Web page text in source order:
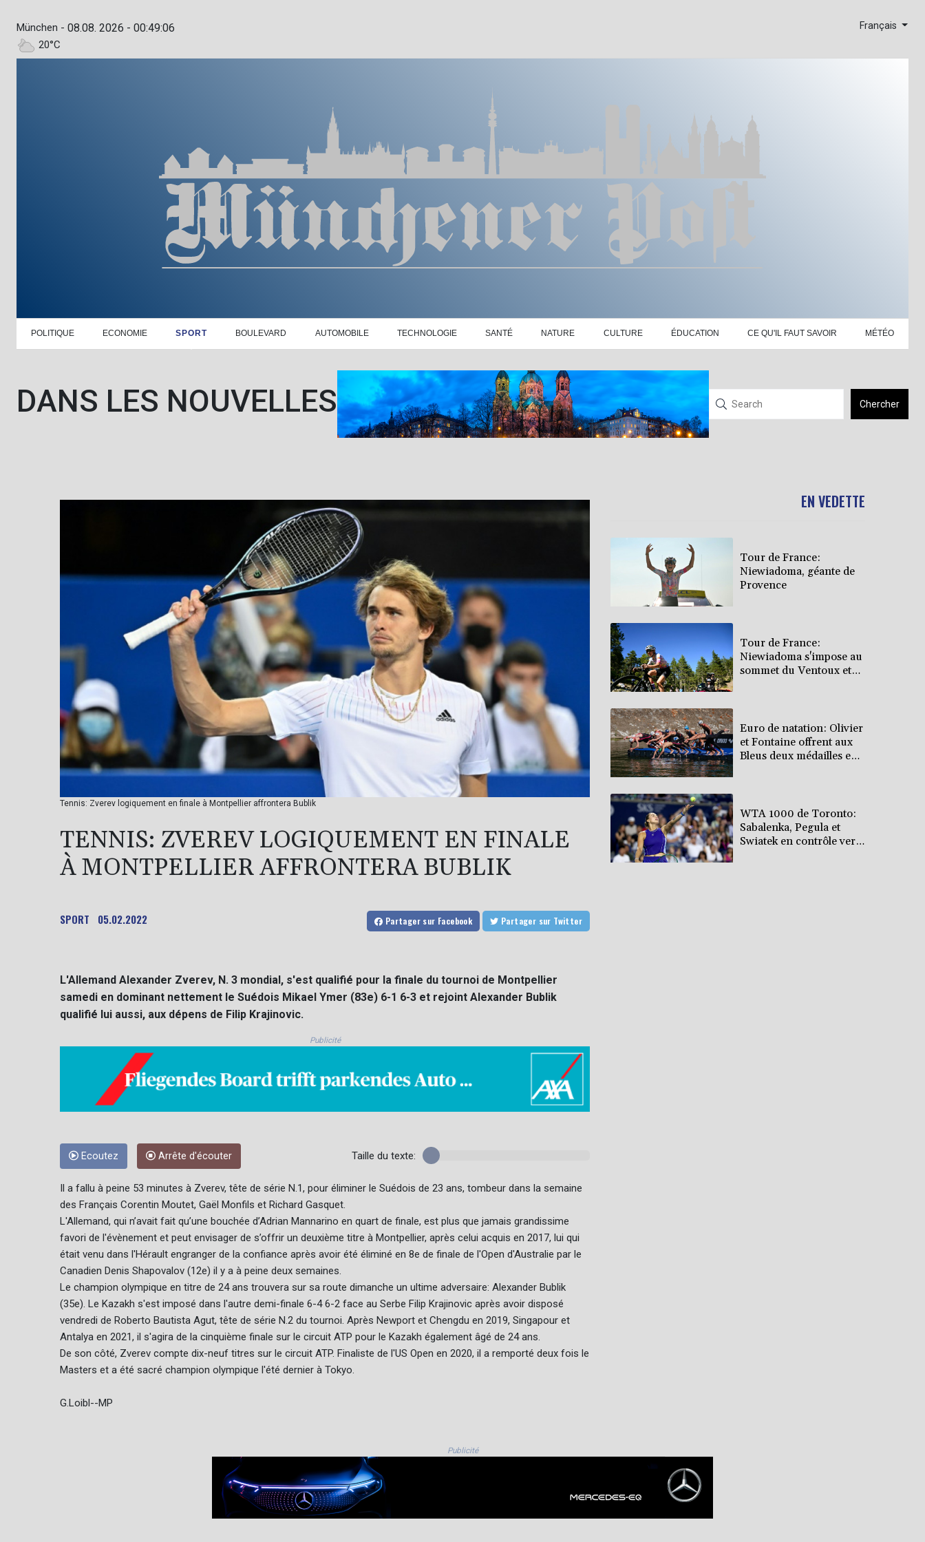
München -
20°C
08.08. 2026 - 00:49:07 Français
POLITIQUE ECONOMIE SPORT BOULEVARD AUTOMOBILE TECHNOLOGIE SANTÉ NATURE CULTURE ÉDUCATION CE QU'IL FAUT SAVOIR MÉTÉO
DANS LES NOUVELLES Chercher
Tennis: Zverev logiquement en finale à Montpellier affrontera Bublik
TENNIS: ZVEREV LOGIQUEMENT EN FINALE
À MONTPELLIER AFFRONTERA BUBLIK
SPORT 05.02.2022 Partager sur Facebook Partager sur Twitter
L'Allemand Alexander Zverev, N. 3 mondial, s'est qualifié pour la finale du tournoi de Montpellier
samedi en dominant nettement le Suédois Mikael Ymer (83e) 6-1 6-3 et rejoint Alexander Bublik
qualifié lui aussi, aux dépens de Filip Krajinovic.
Publicité
Ecoutez Arrête d'écouter Taille du texte:
Il a fallu à peine 53 minutes à Zverev, tête de série N.1, pour éliminer le Suédois de 23 ans, tombeur dans la semaine
des Français Corentin Moutet, Gaël Monfils et Richard Gasquet.
L'Allemand, qui n’avait fait qu’une bouchée d’Adrian Mannarino en quart de finale, est plus que jamais grandissime
favori de l'évènement et peut envisager de s’offrir un deuxième titre à Montpellier, après celui acquis en 2017, lui qui
était venu dans l'Hérault engranger de la confiance après avoir été éliminé en 8e de finale de l'Open d'Australie par le
Canadien Denis Shapovalov (12e) il y a à peine deux semaines.
Le champion olympique en titre de 24 ans trouvera sur sa route dimanche un ultime adversaire: Alexander Bublik
(35e). Le Kazakh s'est imposé dans l'autre demi-finale 6-4 6-2 face au Serbe Filip Krajinovic après avoir disposé
vendredi de Roberto Bautista Agut, tête de série N.2 du tournoi. Après Newport et Chengdu en 2019, Singapour et
Antalya en 2021, il s'agira de la cinquième finale sur le circuit ATP pour le Kazakh également âgé de 24 ans.
De son côté, Zverev compte dix-neuf titres sur le circuit ATP. Finaliste de l'US Open en 2020, il a remporté deux fois le
Masters et a été sacré champion olympique l'été dernier à Tokyo.
G.Loibl--MP
EN VEDETTE
Tour de France:
Niewiadoma, géante de
Provence
Tour de France:
Niewiadoma s'impose au
sommet du Ventoux et
Euro de natation: Olivier
et Fontaine offrent aux
Bleus deux médailles en
WTA 1000 de Toronto:
Sabalenka, Pegula et
Swiatek en contrôle vers
Publicité